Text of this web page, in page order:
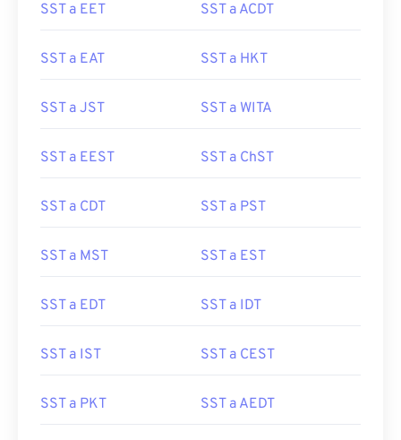
SST a EET SST a ACDT
SST a EAT SST a HKT
SST a JST SST a WITA
SST a EEST SST a ChST
SST a CDT SST a PST
SST a MST SST a EST
SST a EDT SST a IDT
SST a IST SST a CEST
SST a PKT SST a AEDT